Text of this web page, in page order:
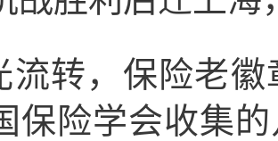
流转，保险老
保险学会收集